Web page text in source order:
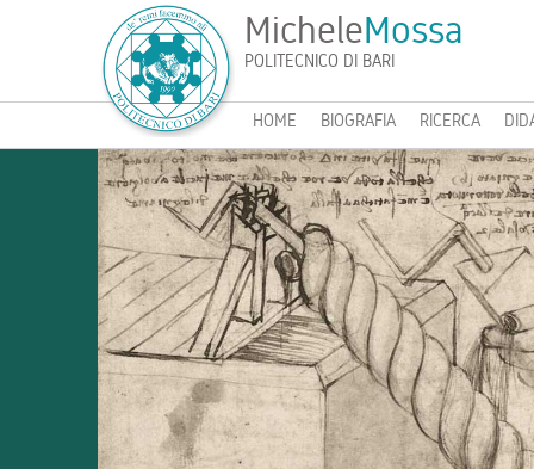
MicheleMossa
POLITECNICO DI BARI
HOME BIOGRAFIA RICERCA